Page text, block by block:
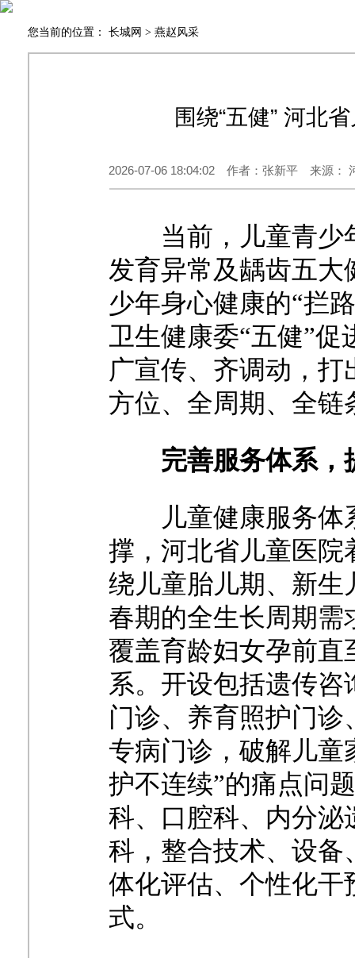
您当前的位置： 长城网 > 燕赵风采
围绕“五健” 河北
2026-07-06 18:04:02 作者：张新平 来源：
当前，儿童青
发育异常及龋齿五
少年身心健康的“拦
卫生健康委“五健”
广宣传、齐调动，
方位、全周期、全链
完善服务体系，
儿童健康服务体
撑，河北省儿童医
绕儿童胎儿期、新
春期的全生长周期
覆盖育龄妇女孕前
系。开设包括遗传
门诊、养育照护门
专病门诊，破解儿童
护不连续”的痛点问
科、口腔科、内分
科，整合技术、设备
体化评估、个性化干
式。